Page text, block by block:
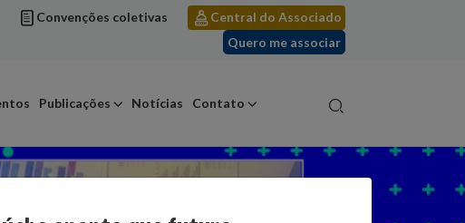
Convenções coletivas
Central do Associado
Quero me associar
Publicações Notícias Contato